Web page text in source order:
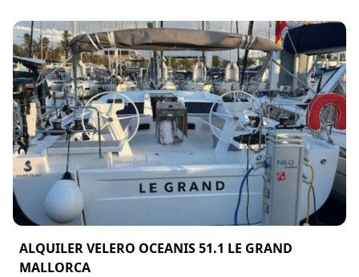
ALQUILER VELERO OCEANIS 51.1 LE GRAND
MALLORCA